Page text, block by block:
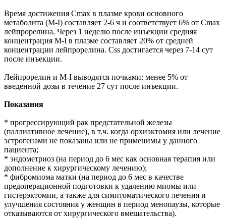
Время достижения Cmax в плазме крови основного
метаболита (М-I) составляет 2-6 ч и соответствует 6% от Cmax
лейпрорелина. Через 1 неделю после инъекции средняя
концентрация М-I в плазме составляет 20% от средней
концентрации лейпрорелина. Css достигается через 7-14 сут
после инъекции.
Лейпрорелин и М-I выводятся почками: менее 5% от
введенной дозы в течение 27 сут после инъекции.
Показания
* прогрессирующий рак предстательной железы
(паллиативное лечение), в т.ч. когда орхиэктомия или лечение
эстрогенами не показаны или не применимы у данного
пациента;
* эндометриоз (на период до 6 мес как основная терапия или
дополнение к хирургическому лечению);
* фибромиома матки (на период до 6 мес в качестве
предоперационной подготовки к удалению миомы или
гистерэктомии, а также для симптоматического лечения и
улучшения состояния у женщин в период менопаузы, которые
отказываются от хирургического вмешательства).